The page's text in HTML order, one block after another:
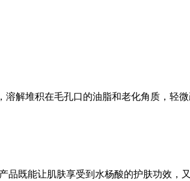
解堆积在毛孔口的油脂和老化角质，轻
品既能让肌肤享受到水杨酸的护肤功效，